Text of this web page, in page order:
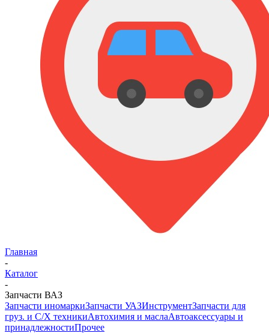
Главная
-
Каталог
-
Запчасти ВАЗ
Запчасти иномаркиЗапчасти УАЗИнструментЗапчасти для
груз. и С/Х техникиАвтохимия и маслаАвтоаксессуары и
принадлежностиПрочее